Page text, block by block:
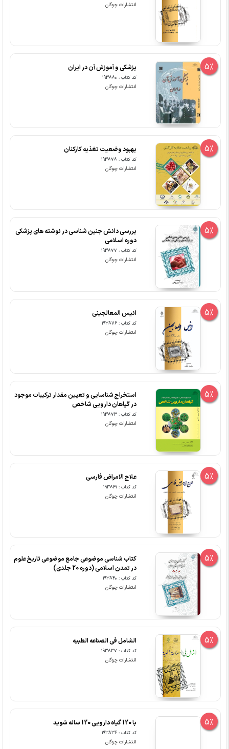
انتشارات چوگان
5% پزشکی و آموزش آن در ایران
کد کتاب : 193880
انتشارات چوگان
5% بهبود وضعیت تغذیه کارکنان
کد کتاب : 193878
انتشارات چوگان
5%
بررسی دانش جنین شناسی در نوشته های پزشکی
دوره اسلامی
کد کتاب : 193877
انتشارات چوگان
5% انیس المعالجینی
کد کتاب : 193876
انتشارات چوگان
5%
استخراج شناسایی و تعیین مقدار ترکیبات موجود
در گیاهان دارویی شاخص
کد کتاب : 193873
انتشارات چوگان
5% علاج الامراض فارسی
کد کتاب : 193841
انتشارات چوگان
5%
کتاب شناسی موضوعی جامع موضوعی تاریخ علوم
در تمدن اسلامی (دوره 20 جلدی)
کد کتاب : 193840
انتشارات چوگان
5% الشامل فی الصناعه الطبیه
کد کتاب : 193837
انتشارات چوگان
5% با 120 گیاه دارویی 120 ساله شوید
کد کتاب : 193836
انتشارات چوگان